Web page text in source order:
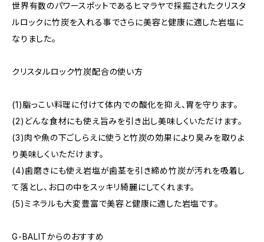
世界有数のパワースポットであるヒマラヤで採掘されたクリスタ
ルロックに竹炭を入れる事でさらに美容と健康に適した岩塩に
なりました。
クリスタルロック竹炭配合の使い方
(1)脂っこい料理に付けて体内での酸化を抑え、胃を守ります。
(2)どんな食材にも使え旨みを引き出し美味しくいただけます。
(3)肉や魚の下ごしらえに使うと竹炭の効果により臭みを取りよ
り美味しくいただけます。
(4)歯磨きにも使え岩塩が歯茎を引き締め竹炭が汚れを吸着し
て落とし、お口の中をスッキリ綺麗にしてくれます。
(5)ミネラルも大変豊富で美容と健康に適した岩塩です。
G-BALITからのおすすめ